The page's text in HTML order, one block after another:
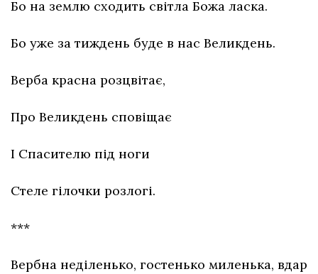
Бо на землю сходить світла Божа ласка.
Бо уже за тиждень буде в нас Великдень.
Верба красна розцвітає,
Про Великдень сповіщає
І Спасителю під ноги
Стеле гілочки розлогі.
***
Вербна неділенько, гостенько миленька, вдар